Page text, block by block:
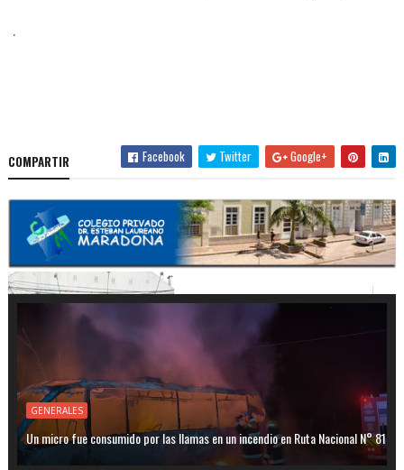
.
COMPARTIR Facebook Twitter Google+
GENERALES
Un micro fue consumido por las llamas en un incendio en Ruta Nacional N° 81